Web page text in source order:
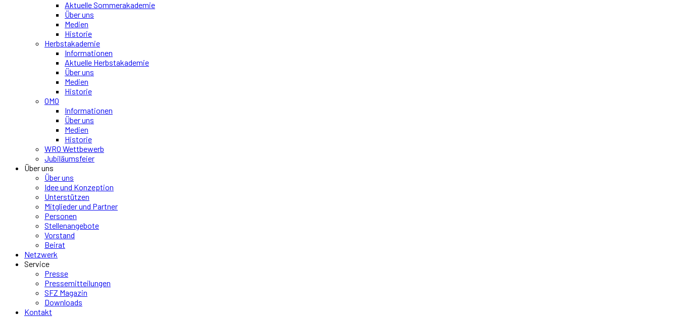
Aktuelle Sommerakademie
Über uns
Medien
Historie
Herbstakademie
Informationen
Aktuelle Herbstakademie
Über uns
Medien
Historie
OMO
Informationen
Über uns
Medien
Historie
WRO Wettbewerb
Jubiläumsfeier
Über uns
Über uns
Idee und Konzeption
Unterstützen
Mitglieder und Partner
Personen
Stellenangebote
Vorstand
Beirat
Netzwerk
Service
Presse
Pressemitteilungen
SFZ Magazin
Downloads
Kontakt